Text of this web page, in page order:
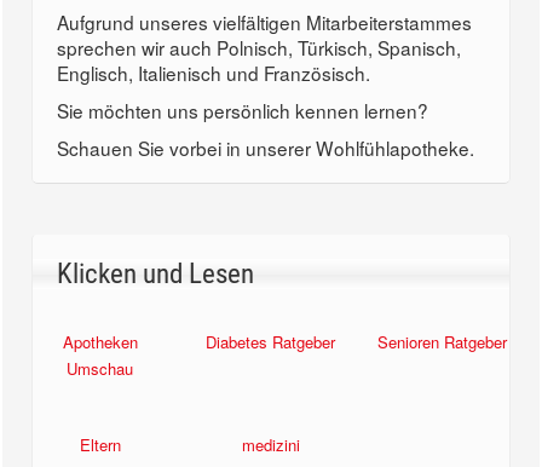
Aufgrund unseres vielfältigen Mitarbeiterstammes
sprechen wir auch Polnisch, Türkisch, Spanisch,
Englisch, Italienisch und Französisch.
Sie möchten uns persönlich kennen lernen?
Schauen Sie vorbei in unserer Wohlfühlapotheke.
Klicken und Lesen
Apotheken
Umschau
Diabetes Ratgeber Senioren Ratgeber
medizini